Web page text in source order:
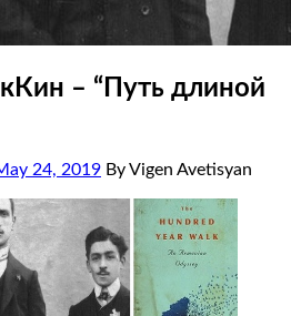
– “Путь длиной
24, 2019 By Vigen Avetisyan